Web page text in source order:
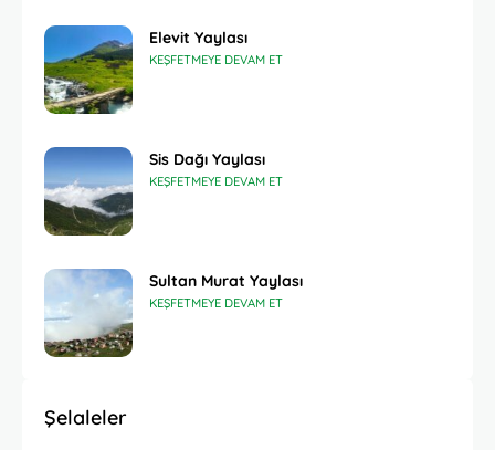
Elevit Yaylası
KEŞFETMEYE DEVAM ET
Sis Dağı Yaylası
KEŞFETMEYE DEVAM ET
Sultan Murat Yaylası
KEŞFETMEYE DEVAM ET
Şelaleler